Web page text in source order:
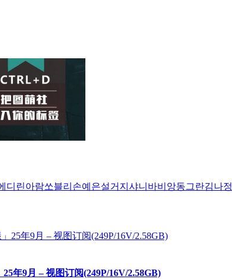
디린아람쏘블리 손예은설거지 샤니 바비앙동그란김나정
25年9月 – 视图订阅(249P/16V/2.58GB)